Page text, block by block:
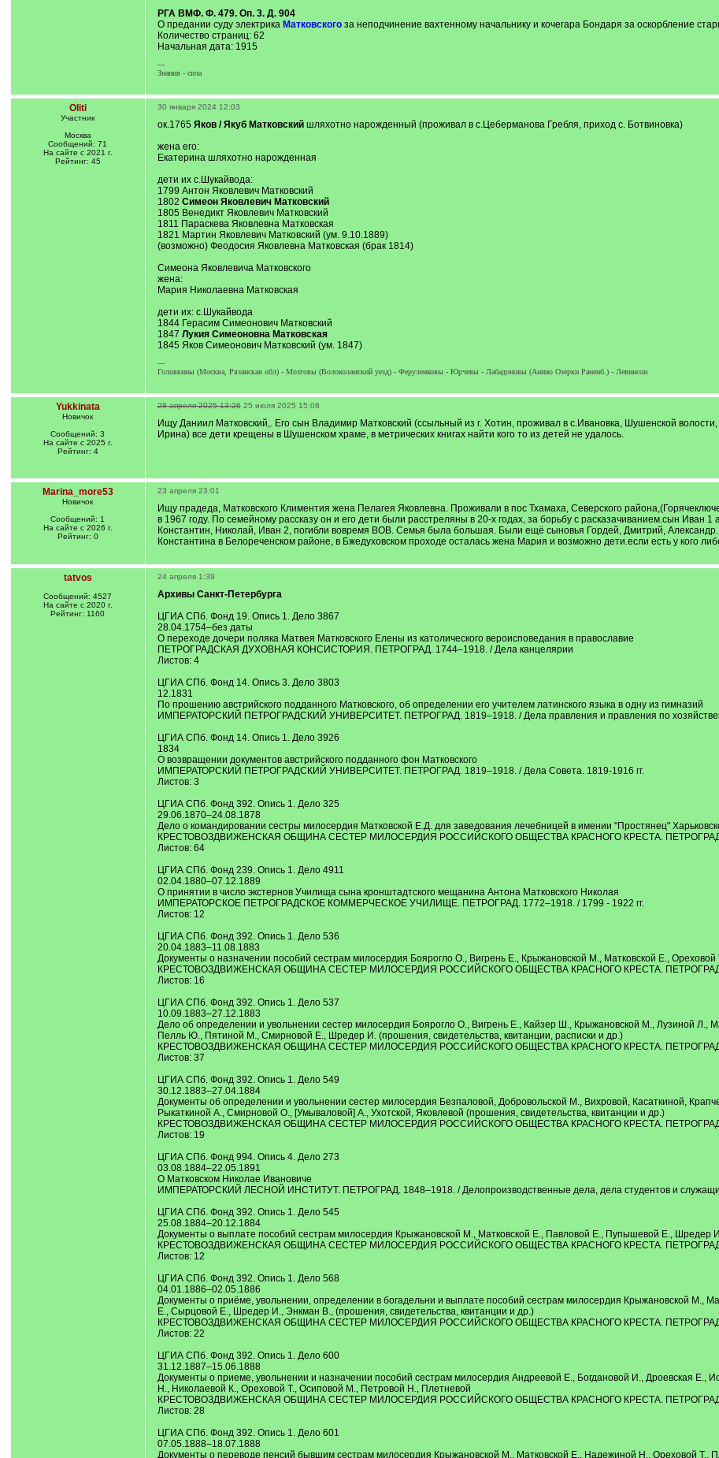
РГА ВМФ. Ф. 479. Оп. 3. Д. 904
О предании суду электрика Матковскогоза неподчинение вахтенному начальнику и кочегара Бондаря за оскорбление
Количество страниц: 62
Начальная дата: 1915
---
Знания - сила
Oliti
Участник
Москва
Сообщений: 71
На сайте с 2021 г.
Рейтинг: 45
30 января 2024 12:03
ок.1765 Яков / Якуб Матковскийшляхотно нарожденный (проживал в с.Цеберманова Гребля, приход с. Ботвиновка)
жена его:
Екатерина шляхотно нарожденная
дети их с.Шукайвода:
1799 Антон Яковлевич Матковский
1802 Симеон Яковлевич Матковский
1805 Венедикт Яковлевич Матковский
1811 Параскева Яковлевна Матковская
1821 Мартин Яковлевич Матковский (ум. 9.10.1889)
(возможно) Феодосия Яковлевна Матковская (брак 1814)
Симеона Яковлевича Матковского
жена:
Мария Николаевна Матковская
дети их: с.Шукайвода
1844 Герасим Симеонович Матковский
1847 Лукия Симеоновна Матковская
1845 Яков Симеонович Матковский (ум. 1847)
---
Головкины (Москва, Рязанская обл) - Мозговы (Волоколамский уезд) - Феруленковы - Юрчевы - Лабадоновы (Анино Озерки Раненб.) - Левинсон
Yukkinata
Новичок
Сообщений: 3
На сайте с 2025 г.
Рейтинг: 4
28 апреля 2025 13:26 25 июля 2025 15:08
Ищу Даниил Матковский,. Его сын Владимир Матковский (ссыльный из г. Хотин, проживал в с.Ивановка, Шушенской
Ирина) все дети крещены в Шушенском храме, в метрических книгах найти кого то из детей не удалось.
Marina_more53
Новичок
Сообщений: 1
На сайте с 2026 г.
Рейтинг: 0
23 апреля 23:01
Ищу прадеда, Матковского Климентия жена Пелагея Яковлевна. Проживали в пос Тхамаха, Северского
в 1967 году. По семейному рассказу он и его дети были расстреляны в 20-х годах, за борьбу с расказачиванием.сын Иван
Константин, Николай, Иван 2, погибли вовремя ВОВ. Семья была большая. Были ещё сыновья Гордей, Дмитрий,
Константина в Белореченском районе, в Бжедуховском проходе осталась жена Мария и возможно дети.если есть у кого
tatvos
Сообщений: 4527
На сайте с 2020 г.
Рейтинг: 1160
24 апреля 1:39
Архивы Санкт-Петербурга
ЦГИА СПб. Фонд 19. Опись 1. Дело 3867
28.04.1754–без даты
О переходе дочери поляка Матвея Матковского Елены из католического вероисповедания в православие
ПЕТРОГРАДСКАЯ ДУХОВНАЯ КОНСИСТОРИЯ. ПЕТРОГРАД. 1744–1918. / Дела канцелярии
Листов: 4
ЦГИА СПб. Фонд 14. Опись 3. Дело 3803
12.1831
По прошению австрийского подданного Матковского, об определении его учителем латинского языка в одну из гимназий
ИМПЕРАТОРСКИЙ ПЕТРОГРАДСКИЙ УНИВЕРСИТЕТ. ПЕТРОГРАД. 1819–1918. / Дела правления и правления по
ЦГИА СПб. Фонд 14. Опись 1. Дело 3926
1834
О возвращении документов австрийского подданного фон Матковского
ИМПЕРАТОРСКИЙ ПЕТРОГРАДСКИЙ УНИВЕРСИТЕТ. ПЕТРОГРАД. 1819–1918. / Дела Совета. 1819-1916 гг.
Листов: 3
ЦГИА СПб. Фонд 392. Опись 1. Дело 325
29.06.1870–24.08.1878
Дело о командировании сестры милосердия Матковской Е.Д. для заведования лечебницей в имении "Простянец"
КРЕСТОВОЗДВИЖЕНСКАЯ ОБЩИНА СЕСТЕР МИЛОСЕРДИЯ РОССИЙСКОГО ОБЩЕСТВА КРАСНОГО КРЕСТА. ПЕТРОГРАД.
Листов: 64
ЦГИА СПб. Фонд 239. Опись 1. Дело 4911
02.04.1880–07.12.1889
О принятии в число экстернов Училища сына кронштадтского мещанина Антона Матковского Николая
ИМПЕРАТОРСКОЕ ПЕТРОГРАДСКОЕ КОММЕРЧЕСКОЕ УЧИЛИЩЕ. ПЕТРОГРАД. 1772–1918. / 1799 - 1922 гг.
Листов: 12
ЦГИА СПб. Фонд 392. Опись 1. Дело 536
20.04.1883–11.08.1883
Документы о назначении пособий сестрам милосердия Боярогло О., Вигрень Е., Крыжановской М., Матковской Е.,
КРЕСТОВОЗДВИЖЕНСКАЯ ОБЩИНА СЕСТЕР МИЛОСЕРДИЯ РОССИЙСКОГО ОБЩЕСТВА КРАСНОГО КРЕСТА. ПЕТРОГРАД.
Листов: 16
ЦГИА СПб. Фонд 392. Опись 1. Дело 537
10.09.1883–27.12.1883
Дело об определении и увольнении сестер милосердия Боярогло О., Вигрень Е., Кайзер Ш., Крыжановской М., Лузиной Л.,
Пелль Ю., Пятиной М., Смирновой Е., Шредер И. (прошения, свидетельства, квитанции, расписки и др.)
КРЕСТОВОЗДВИЖЕНСКАЯ ОБЩИНА СЕСТЕР МИЛОСЕРДИЯ РОССИЙСКОГО ОБЩЕСТВА КРАСНОГО КРЕСТА. ПЕТРОГРАД.
Листов: 37
ЦГИА СПб. Фонд 392. Опись 1. Дело 549
30.12.1883–27.04.1884
Документы об определении и увольнении сестер милосердия Безпаловой, Добровольской М., Вихровой, Касаткиной,
Рыкаткиной А., Смирновой О., [Умываловой] А., Ухотской, Яковлевой (прошения, свидетельства, квитанции и др.)
КРЕСТОВОЗДВИЖЕНСКАЯ ОБЩИНА СЕСТЕР МИЛОСЕРДИЯ РОССИЙСКОГО ОБЩЕСТВА КРАСНОГО КРЕСТА. ПЕТРОГРАД.
Листов: 19
ЦГИА СПб. Фонд 994. Опись 4. Дело 273
03.08.1884–22.05.1891
О Матковском Николае Ивановиче
ИМПЕРАТОРСКИЙ ЛЕСНОЙ ИНСТИТУТ. ПЕТРОГРАД. 1848–1918. / Делопроизводственные дела, дела студентов и
ЦГИА СПб. Фонд 392. Опись 1. Дело 545
25.08.1884–20.12.1884
Документы о выплате пособий сестрам милосердия Крыжановской М., Матковской Е., Павловой Е., Пупышевой Е., Шредер
КРЕСТОВОЗДВИЖЕНСКАЯ ОБЩИНА СЕСТЕР МИЛОСЕРДИЯ РОССИЙСКОГО ОБЩЕСТВА КРАСНОГО КРЕСТА. ПЕТРОГРАД.
Листов: 12
ЦГИА СПб. Фонд 392. Опись 1. Дело 568
04.01.1886–02.05.1886
Документы о приёме, увольнении, определении в богадельни и выплате пособий сестрам милосердия Крыжановской М.,
Е., Сырцовой Е., Шредер И., Энкман В., (прошения, свидетельства, квитанции и др.)
КРЕСТОВОЗДВИЖЕНСКАЯ ОБЩИНА СЕСТЕР МИЛОСЕРДИЯ РОССИЙСКОГО ОБЩЕСТВА КРАСНОГО КРЕСТА. ПЕТРОГРАД.
Листов: 22
ЦГИА СПб. Фонд 392. Опись 1. Дело 600
31.12.1887–15.06.1888
Документы о приеме, увольнении и назначении пособий сестрам милосердия Андреевой Е., Богдановой И., Дроевская
Н., Николаевой К., Ореховой Т., Осиповой М., Петровой Н., Плетневой
КРЕСТОВОЗДВИЖЕНСКАЯ ОБЩИНА СЕСТЕР МИЛОСЕРДИЯ РОССИЙСКОГО ОБЩЕСТВА КРАСНОГО КРЕСТА. ПЕТРОГРАД.
Листов: 28
ЦГИА СПб. Фонд 392. Опись 1. Дело 601
07.05.1888–18.07.1888
Документы о переводе пенсий бывшим сестрам милосердия Крыжановской М., Матковской Е., Надежиной Н., Ореховой Т.,